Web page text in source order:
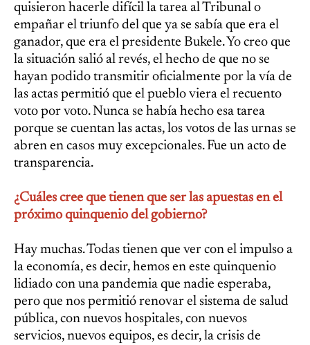
quisieron hacerle difícil la tarea al Tribunal o
empañar el triunfo del que ya se sabía que era el
ganador, que era el presidente Bukele. Yo creo que
la situación salió al revés, el hecho de que no se
hayan podido transmitir oficialmente por la vía de
las actas permitió que el pueblo viera el recuento
voto por voto. Nunca se había hecho esa tarea
porque se cuentan las actas, los votos de las urnas se
abren en casos muy excepcionales. Fue un acto de
transparencia.
¿Cuáles cree que tienen que ser las apuestas en el
próximo quinquenio del gobierno?
Hay muchas. Todas tienen que ver con el impulso a
la economía, es decir, hemos en este quinquenio
lidiado con una pandemia que nadie esperaba,
pero que nos permitió renovar el sistema de salud
pública, con nuevos hospitales, con nuevos
servicios, nuevos equipos, es decir, la crisis de